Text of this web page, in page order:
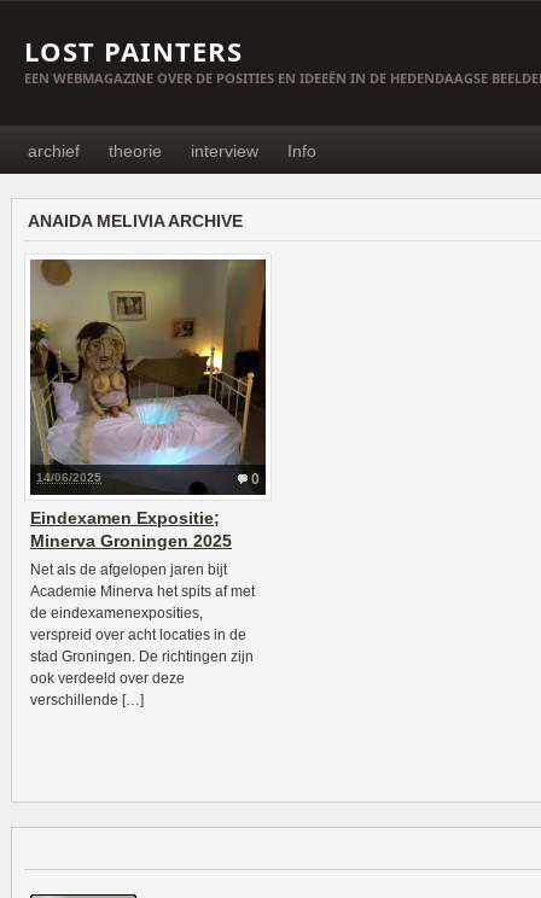
LOST PAINTERS
EEN WEBMAGAZINE OVER DE POSITIES EN IDEEËN IN DE HEDENDAAGSE
archief theorie interview Info
ANAIDA MELIVIA ARCHIVE
0
14/06/2025
Eindexamen Expositie;
Minerva Groningen 2025
Net als de afgelopen jaren bijt
Academie Minerva het spits af met
de eindexamenexposities,
verspreid over acht locaties in de
stad Groningen. De richtingen zijn
ook verdeeld over deze
verschillende […]